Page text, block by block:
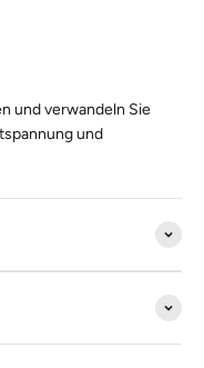
und verwandeln Sie
und